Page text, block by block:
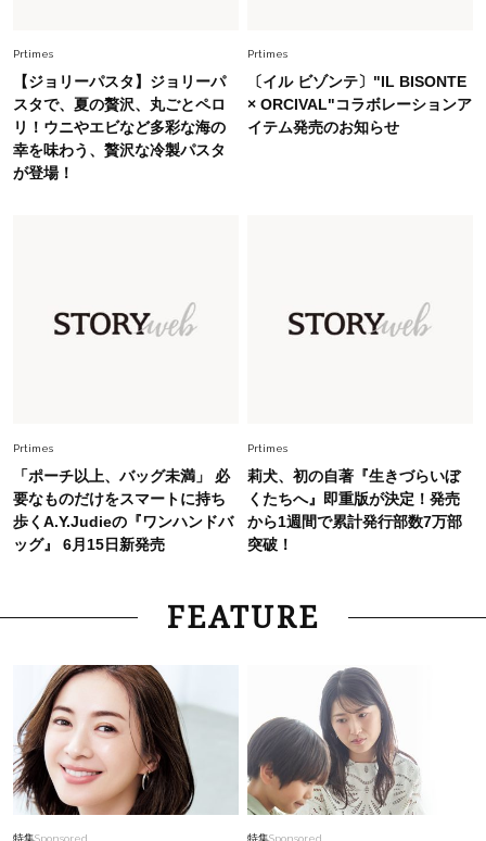
スタイリストが本気で推す！40代がほどよく華
やぐ【甘め黒アイテム】3選
Fashion
【猛暑でもきれい見え】40代が手放せない「黒
ワンピ」5選
カバーも叶う厳選アイテム〈13選〉
Prtimes
【ジョリーパスタ】ジョリーパ
スタで、夏の贅沢、丸ごとペロ
リ！ウニやエビなど多彩な海の
幸を味わう、贅沢な冷製パスタ
が登場！
Prtimes
〔イル ビゾンテ〕"IL BISONTE
× ORCIVAL"コラボレーションア
イテム発売のお知らせ
Prtimes
「ポーチ以上、バッグ未満」 必
要なものだけをスマートに持ち
歩くA.Y.Judieの『ワンハンドバ
ッグ』 6月15日新発売
Prtimes
莉犬、初の自著『生きづらいぼ
くたちへ』即重版が決定！発売
から1週間で累計発行部数7万部
突破！
FEATURE